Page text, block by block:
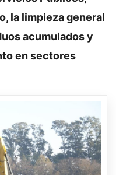
la limpieza general
acumulados y
en sectores